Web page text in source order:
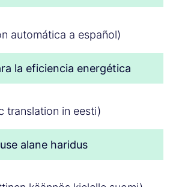
automática a español)
la eficiencia energética
translation in eesti)
alane haridus